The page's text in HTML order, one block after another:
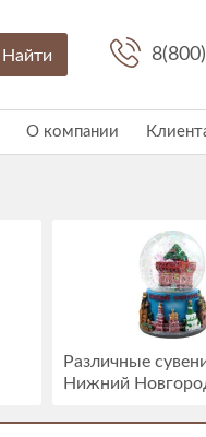
Найти
О компании
Различные
Нижний